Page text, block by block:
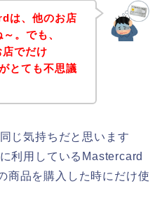
は、他のお店
。でも、
でだけ
とても不思議
じ気持ちだと思います
利用しているMastercard
商品を購入した時にだけ使